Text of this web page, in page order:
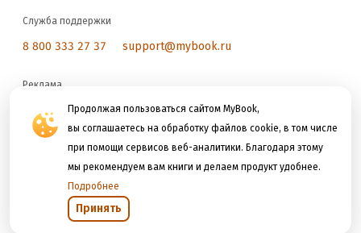
Продолжая пользоваться сайтом MyBook,
вы соглашаетесь на обработку файлов cookie, в том числе
при помощи сервисов веб-аналитики. Благодаря этому
мы рекомендуем вам книги и делаем продукт удобнее.
Подробнее
Принять
Служба поддержки
8 800 333 27 37 support@mybook.ru
Реклама
reklama@litres.ru
Мы принимаем к оплате
Открыть в приложении